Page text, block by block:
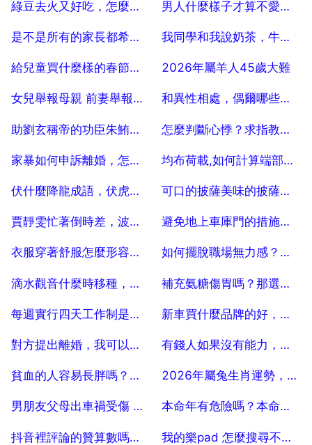
綠豆去火又好吃，怎麼做，不用浸泡不用攪拌，早餐點心輕鬆搞定呢？
2025-07-04
男人什麼樣子才算不愛你？
2025-07-04
是不是所有的家長都希望孩子能夠接受最好的教育呢？
2025-07-04
我同學和我說奶茶，牛奶例假的時候喝會結塊的，血塊，請專業人士解答
2025-07-04
給兒童買什麼樣的春節禮物好呢？
2025-07-04
2026年屬羊人45歲大難
2025-07-04
女兒舉報母親 前妻舉報前夫，藍翔企業家族到底怎麼了？
2025-07-04
和異性相處，偶爾哪些不老實的行為反而更容易抓住乙個人的心？
2025-07-04
助劉玄稱帝的功臣朱鮪，為何還謀害了劉秀的大哥呢？
2025-07-04
怎麼判斷心悸？求指教一二
2025-07-04
家暴如何申訴離婚，怎樣申訴離婚家 暴？
2025-07-04
均布荷載,如何計算端部壓力
2025-07-04
伏什麼降龍成語，伏虎降龍的意思是什麼
2025-07-04
可口的披薩美味的披薩熱帶口味怎麼做可口的披薩熱帶口味攻略
2025-07-04
賈靜雯忙著倒時差，波妞咘咘打架了，波妞奶兇十足，咘咘被打哭，後來如何？
2025-07-04
避免地上車庫門的措施，車庫門被車堵住,最正確的做法
2025-07-04
衣服穿著舒服怎麼形容，形容「衣服穿得舒適」的詞語是什麼？
2025-07-04
如何擺脫職場無力感？如何擺脫職場中的無力感？
2025-07-04
滴水觀音什麼時移種，滴水觀音什麼季節移栽
2025-07-04
補充氨糖傷胃嗎？那選擇硫酸氨糖會不會更好些？
2025-07-04
每週實行四天工作制是否會提高工作效率？
2025-07-04
新車買什麼品牌的好，買新車，家用買什麼車好？
2025-07-04
對方提出離婚，我可以要求賠償嗎
2025-07-04
有錢人如果沒有能力，那他為什麼有錢，你沒有錢呢？
2025-07-04
貧血的人容易長胖嗎？貧血是不是不分胖瘦
2025-07-04
2026年屬兔生肖運勢，屬兔2026年運勢及運程是怎樣的？
2025-07-04
男朋友父母出車禍受傷 怎麼安慰？
2025-07-04
本命年有危險嗎？本命年有什麼禁忌
2025-07-04
抖音裡評論的贊算數嗎，抖音贊重要還是評論重要 我的樂pad 怎麼搜尋不到華為c8500無線共享訊號？ 20